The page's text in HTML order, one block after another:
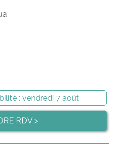
:vendredi 7 août
RDV >